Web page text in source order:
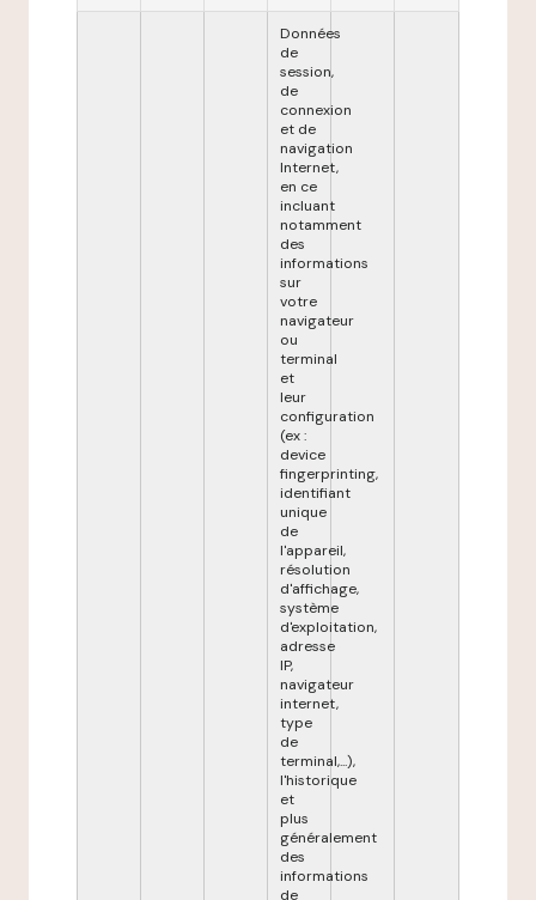
Données
de
session,
de
connexion
et de
navigation
Internet,
en ce
incluant
notamment
des
informations
sur
votre
navigateur
ou
terminal
et
leur
configuration
(ex :
device
fingerprinting,
identifiant
unique
de
l'appareil,
résolution
d'affichage,
système
d'exploitation,
adresse
IP,
navigateur
internet,
type
de
terminal,...),
l'historique
et
plus
généralement
des
informations
de